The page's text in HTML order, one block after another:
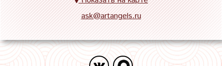
ask@artangels.ru